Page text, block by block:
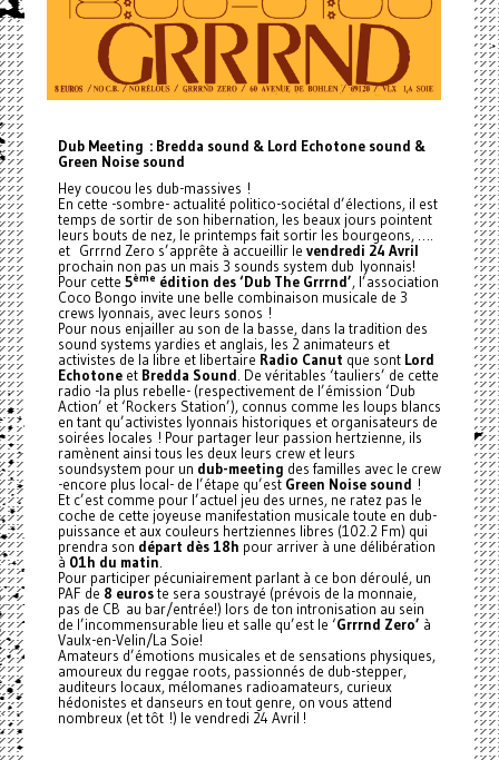
Dub Meeting : Bredda sound & Lord Echotone sound &
Green Noise sound
Hey coucou les dub-massives !
En cette -sombre- actualité politico-sociétal d’élections, il est
temps de sortir de son hibernation, les beaux jours pointent
leurs bouts de nez, le printemps fait sortir les bourgeons, ….
et Grrrnd Zero s’apprête à accueillir le vendredi 24 Avril
prochain non pas un mais 3 sounds system dub lyonnais!
Pour cette 5ème édition des ‘Dub The Grrrnd’, l’association
Coco Bongo invite une belle combinaison musicale de 3
crews lyonnais, avec leurs sonos !
Pour nous enjailler au son de la basse, dans la tradition des
sound systems yardies et anglais, les 2 animateurs et
activistes de la libre et libertaire Radio Canut que sont Lord
Echotone et Bredda Sound . De véritables ‘tauliers’ de cette
radio -la plus rebelle- (respectivement de l’émission ‘Dub
Action’ et ‘Rockers Station’), connus comme les loups blancs
en tant qu’activistes lyonnais historiques et organisateurs de
soirées locales ! Pour partager leur passion hertzienne, ils
ramènent ainsi tous les deux leurs crew et leurs
soundsystem pour un dub-meeting des familles avec le crew
-encore plus local- de l’étape qu’est Green Noise sound !
Et c’est comme pour l’actuel jeu des urnes, ne ratez pas le
coche de cette joyeuse manifestation musicale toute en dub-
puissance et aux couleurs hertziennes libres (102.2 Fm) qui
prendra son départ dès 18h pour arriver à une délibération
à 01h du matin
Pour participer pécuniairement parlant à ce bon déroulé, un
PAF de 8 euroste sera soustrayé (prévois de la monnaie,
pas de CB au bar/entrée!) lors de ton intronisation au sein
de l’incommensurable lieu et salle qu’est le ‘Grrrnd Zero’ à
Vaulx-en-Velin/La Soie!
Amateurs d’émotions musicales et de sensations physiques,
amoureux du reggae roots, passionnés de dub-stepper,
auditeurs locaux, mélomanes radioamateurs, curieux
hédonistes et danseurs en tout genre, on vous attend
nombreux (et tôt !) le vendredi 24 Avril !